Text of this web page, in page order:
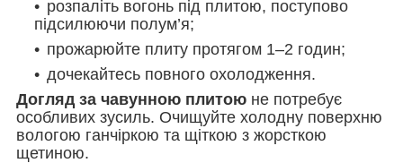
розпаліть вогонь під плитою, поступово
підсилюючи полум’я;
прожарюйте плиту протягом 1–2 годин;
дочекайтесь повного охолодження.
Догляд за чавунною плитою не потребує
особливих зусиль. Очищуйте холодну поверхню
вологою ганчіркою та щіткою з жорсткою
щетиною.